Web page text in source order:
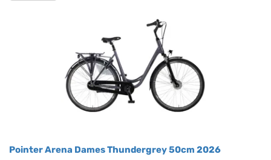
Pointer Arena Dames Thundergrey 50cm 2026